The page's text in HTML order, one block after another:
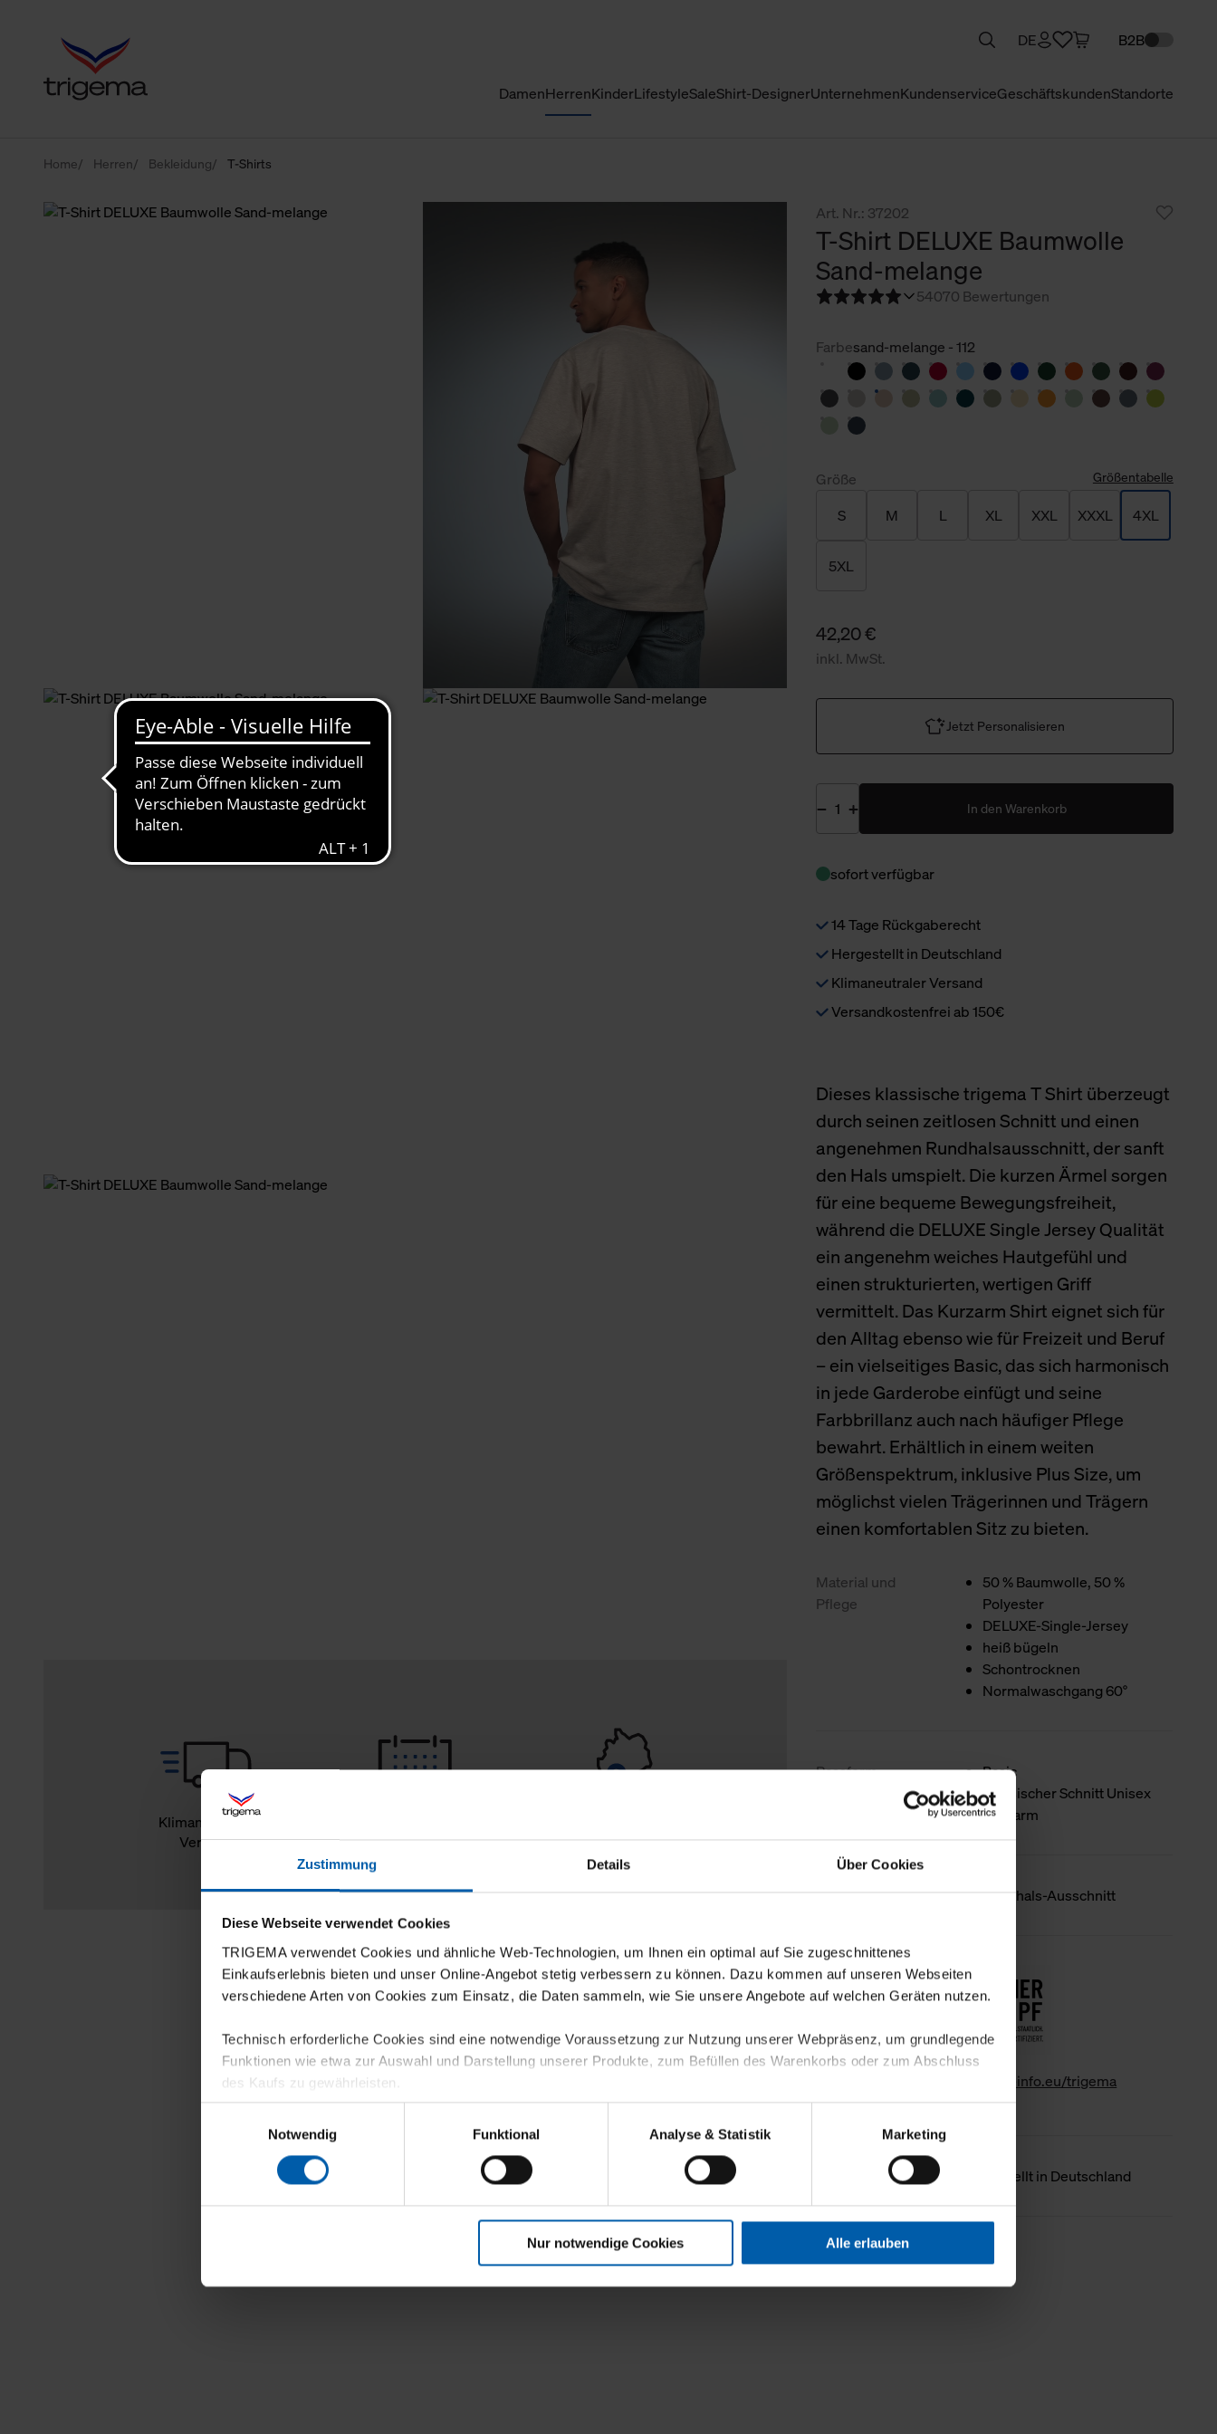
Zustimmung Details Über Cookies
Diese Webseite verwendet Cookies
TRIGEMA verwendet Cookies und ähnliche Web-Technologien, um Ihnen ein optimal auf Sie zugeschnittenes
Einkaufserlebnis bieten und unser Online-Angebot stetig verbessern zu können. Dazu kommen auf unseren Webseiten
verschiedene Arten von Cookies zum Einsatz, die Daten sammeln, wie Sie unsere Angebote auf welchen Geräten nutzen.
Technisch erforderliche Cookies sind eine notwendige Voraussetzung zur Nutzung unserer Webpräsenz, um grundlegende
Funktionen wie etwa zur Auswahl und Darstellung unserer Produkte, zum Befüllen des Warenkorbs oder zum Abschluss
des Kaufs zu gewährleisten.
Für die Darstellung personalisierter Angebote, Anzeigen und Inhalte aufgrund Ihres Nutzerverhaltens und Ihres Profils
sowie für Marketing-, Statistik- und Tracking-Zwecke zur Analyse und Optimierung unserer Webpräsenz speichern wir
personenbezogene Informationen. Diese übermitteln wir in anonymisierter Form an Dritte wie etwa unsere
Klicken Sie auf "Alle erlauben", damit wir alle Cookies und Web-Technologien für Ihr personalisiertes Einkaufserlebnis
verwenden dürfen. Über die jeweiligen Schaltflächen können Sie die Arten der Cookies selbst festlegen, die Sie erlauben
Notwendig
Funktional Analyse & Statistik Marketing
Nur notwendige Cookies Alle erlauben
DamenHerrenKinderLifestyleSaleShirt-DesignerUnternehmenKundenserviceGeschäftskundenStandorte
DE B2B
Home Herren Bekleidung T-Shirts
Klimaneutraler
Versand
Rückgaberecht
Burladingen
Art. Nr.: 37202
T-Shirt DELUXE Baumwolle
Sand-melange
54070 Bewertungen
Farbesand-melange - 112
Größe Größentabelle
S M L XL XXL XXXL 4XL
5XL
42,20 €
inkl. MwSt.
Jetzt Personalisieren
In den Warenkorb
sofort verfügbar
14 Tage Rückgaberecht
Hergestellt in Deutschland
Klimaneutraler Versand
Versandkostenfrei ab 150€
Dieses klassische trigema T Shirt überzeugt
durch seinen zeitlosen Schnitt und einen
angenehmen Rundhalsausschnitt, der sanft
den Hals umspielt. Die kurzen Ärmel sorgen
für eine bequeme Bewegungsfreiheit,
während die DELUXE Single Jersey Qualität
ein angenehm weiches Hautgefühl und
einen strukturierten, wertigen Griff
vermittelt. Das Kurzarm Shirt eignet sich für
den Alltag ebenso wie für Freizeit und Beruf
– ein vielseitiges Basic, das sich harmonisch
in jede Garderobe einfügt und seine
Farbbrillanz auch nach häufiger Pflege
bewahrt. Erhältlich in einem weiten
Größenspektrum, inklusive Plus Size, um
möglichst vielen Trägerinnen und Trägern
einen komfortablen Sitz zu bieten.
Material und
Pflege
50 % Baumwolle, 50 %
Polyester
DELUXE-Single-Jersey
heiß bügeln
Schontrocknen
Normalwaschgang 60°
Passform
Basic
Klassischer Schnitt Unisex
Halbarm
Produktdetails Rundhals-Ausschnitt
Nachhaltigkeit
www.gk-info.eu/trigema
Ursprungsland Hergestellt in Deutschland